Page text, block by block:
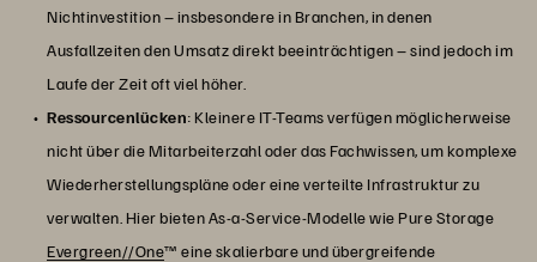
Nichtinvestition – insbesondere in Branchen, in denen
Ausfallzeiten den Umsatz direkt beeinträchtigen – sind jedoch im
Laufe der Zeit oft viel höher.
Ressourcenlücken: Kleinere IT-Teams verfügen möglicherweise
nicht über die Mitarbeiterzahl oder das Fachwissen, um komplexe
Wiederherstellungspläne oder eine verteilte Infrastruktur zu
verwalten. Hier bieten As-a-Service-Modelle wie Pure Storage
Evergreen//One™ eine skalierbare und übergreifende